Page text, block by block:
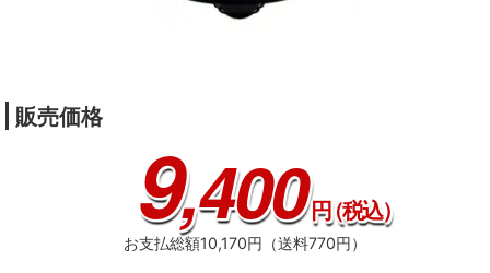
販売価格
9,400円（税込）
お支払総額10,170円（送料770円）